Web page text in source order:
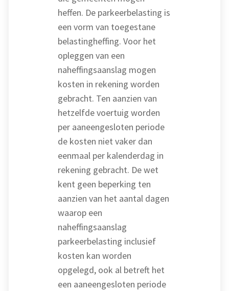
heffen. De parkeerbelasting is
een vorm van toegestane
belastingheffing. Voor het
opleggen van een
naheffingsaanslag mogen
kosten in rekening worden
gebracht. Ten aanzien van
hetzelfde voertuig worden
per aaneengesloten periode
de kosten niet vaker dan
eenmaal per kalenderdag in
rekening gebracht. De wet
kent geen beperking ten
aanzien van het aantal dagen
waarop een
naheffingsaanslag
parkeerbelasting inclusief
kosten kan worden
opgelegd, ook al betreft het
een aaneengesloten periode